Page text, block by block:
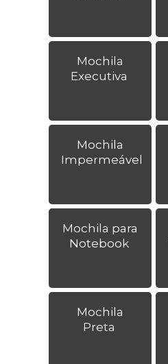
Mochila
Executiva
Mochila
Impermeável
Mochila para
Notebook
Mochila
Preta